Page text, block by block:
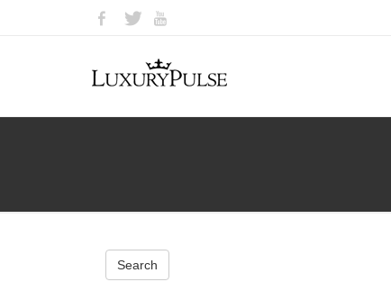
Search